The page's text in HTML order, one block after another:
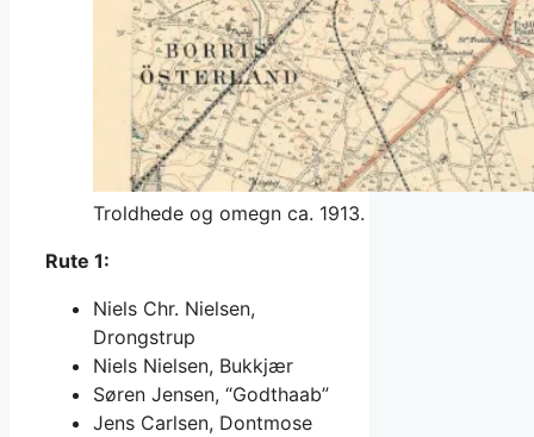
Troldhede og omegn ca. 1913.
Rute 1:
Niels Chr. Nielsen,
Drongstrup
Niels Nielsen, Bukkjær
Søren Jensen, “Godthaab”
Jens Carlsen, Dontmose